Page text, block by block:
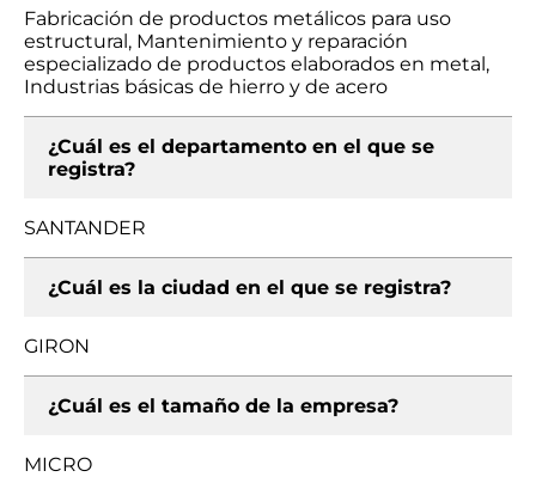
Fabricación de productos metálicos para uso
estructural, Mantenimiento y reparación
especializado de productos elaborados en metal,
Industrias básicas de hierro y de acero
¿Cuál es el departamento en el que se
registra?
SANTANDER
¿Cuál es la ciudad en el que se registra?
GIRON
¿Cuál es el tamaño de la empresa?
MICRO